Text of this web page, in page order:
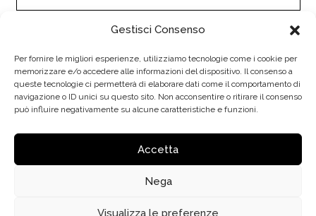
Gestisci Consenso
Per fornire le migliori esperienze, utilizziamo tecnologie come i cookie per
memorizzare e/o accedere alle informazioni del dispositivo. Il consenso a
queste tecnologie ci permetterà di elaborare dati come il comportamento di
navigazione o ID unici su questo sito. Non acconsentire o ritirare il consenso
può influire negativamente su alcune caratteristiche e funzioni.
Accetta
Nega
Visualizza le preferenze
2 + 5